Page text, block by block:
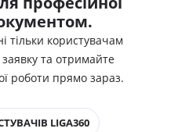
тільки користувачам
та отримайте
роботи прямо зараз.
LIGA360